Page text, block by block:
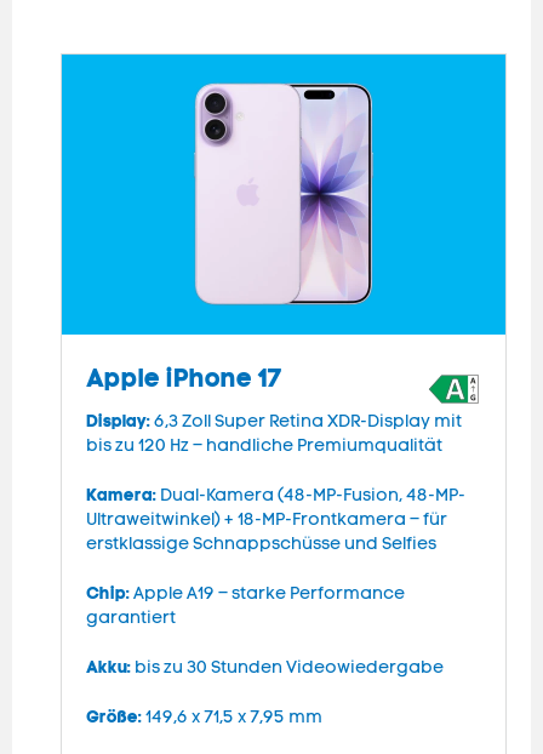
Apple iPhone 17
Display:6,3 Zoll Super Retina XDR-Display mit
bis zu 120 Hz – handliche Premiumqualität
Kamera: Dual-Kamera (48-MP-Fusion, 48-MP-
Ultraweitwinkel) + 18-MP-Frontkamera – für
erstklassige Schnappschüsse und Selfies
Chip:Apple A19 – starke Performance
garantiert
Akku: bis zu 30 Stunden Videowiedergabe
Größe:149,6 x 71,5 x 7,95 mm